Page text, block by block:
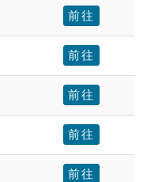
前往
前往
前往
前往
前往